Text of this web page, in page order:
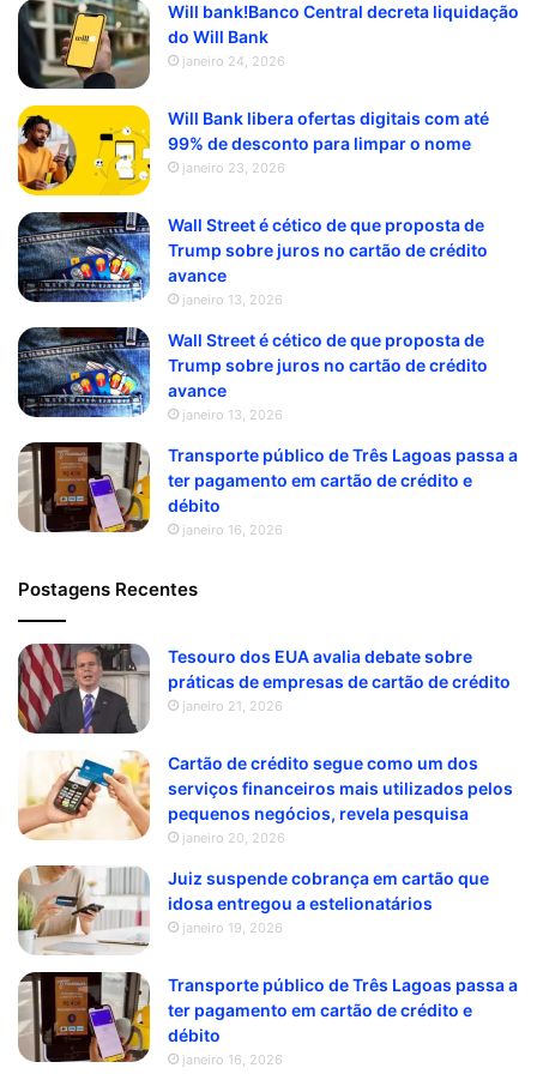
Will bank!Banco Central decreta liquidação
do Will Bank
janeiro 24, 2026
Will Bank libera ofertas digitais com até
99% de desconto para limpar o nome
janeiro 23, 2026
Wall Street é cético de que proposta de
Trump sobre juros no cartão de crédito
avance
janeiro 13, 2026
Wall Street é cético de que proposta de
Trump sobre juros no cartão de crédito
avance
janeiro 13, 2026
Transporte público de Três Lagoas passa a
ter pagamento em cartão de crédito e
débito
janeiro 16, 2026
Postagens Recentes
Tesouro dos EUA avalia debate sobre
práticas de empresas de cartão de crédito
janeiro 21, 2026
Cartão de crédito segue como um dos
serviços financeiros mais utilizados pelos
pequenos negócios, revela pesquisa
janeiro 20, 2026
Juiz suspende cobrança em cartão que
idosa entregou a estelionatários
janeiro 19, 2026
Transporte público de Três Lagoas passa a
ter pagamento em cartão de crédito e
débito
janeiro 16, 2026